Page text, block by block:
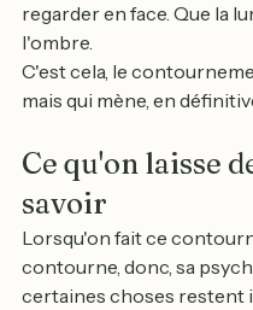
regarder en face. Que la
l'ombre.
C'est cela, le
mais qui mène, en
Ce qu'on laisse
savoir
Lorsqu'on fait ce
contourne, donc, sa
certaines choses restent